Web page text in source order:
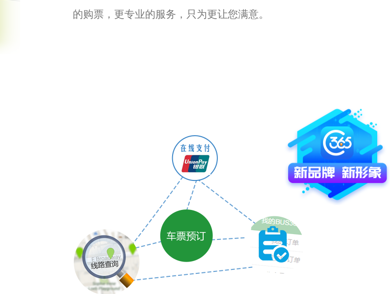
的购票，更专业的服务，只为更让您满意。